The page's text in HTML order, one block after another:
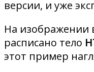
версии, и уже
На изображении
расписано тело
этот пример